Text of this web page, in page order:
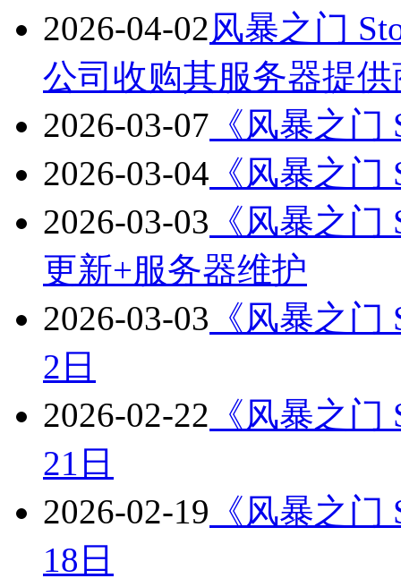
2026-04-02风暴之门
公司收购其服务器提供
2026-03-07 《风暴之
2026-03-04 《风暴之
2026-03-03 《风暴之门
更新+服务器维护
2026-03-03 《风暴之
2日
2026-02-22 《风暴之
21日
2026-02-19 《风暴之
18日